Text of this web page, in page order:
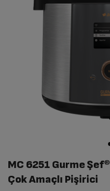
MC 6251 Gurme Şef®
Çok Amaçlı Pişirici